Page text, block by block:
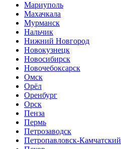
Мариуполь
Махачкала
Мурманск
Нальчик
Нижний Новгород
Новокузнецк
Новосибирск
Новочебоксарск
Омск
Орёл
Оренбург
Орск
Пенза
Пермь
Петрозаводск
Петропавловск-Камчатский